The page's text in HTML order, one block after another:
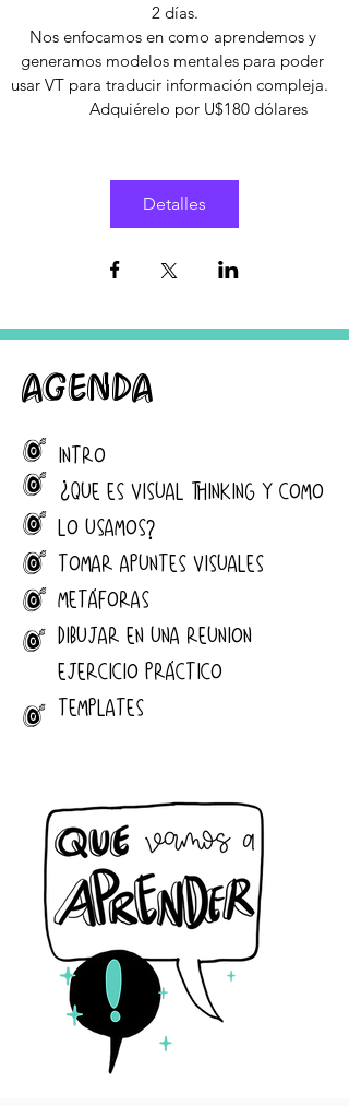
2 días.
Nos enfocamos en como aprendemos y
generamos modelos mentales para poder
usar VT para traducir información compleja.
           Adquiérelo por U$180 dólares
Detalles
agenda
J
J
J
J
J
J
J
INTRO
¿QUE ES VISUAL THINKING Y COMO
LO USAMOS?
TOMAR APUNTES VISUALES
METÁFORAS
DIBUJAR EN UNA REUNION
EJERCICIO PRÁCTICO
TEMPLATES